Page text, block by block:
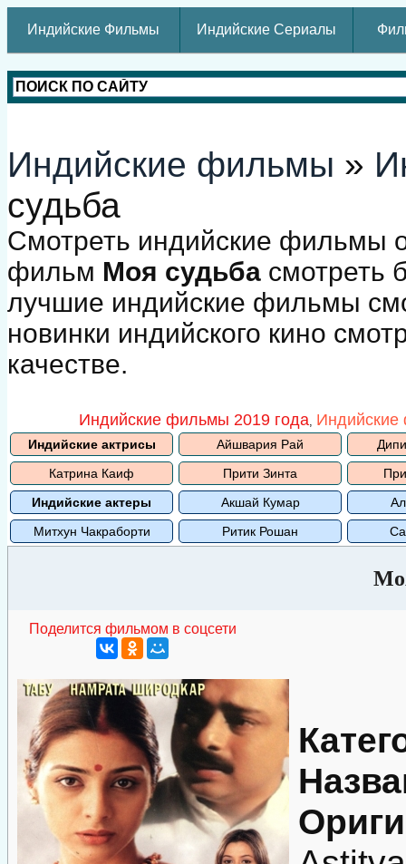
Индийские Фильмы Индийские Сериалы
Индийские фильмы »
судьба
Смотреть индийские фильмы
фильм Моя судьба смотреть
лучшие индийские фильмы
новинки индийского кино
качестве.
Индийские фильмы 2019 года,
Индийские актрисы Айшвария Рай
Катрина Каиф
Прити Зинта
Индийские актеры
Акшай Кумар
Митхун Чакраборти
Ритик Рошан
Поделится фильмом в соцсети